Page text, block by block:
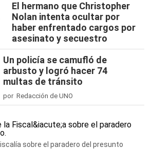
El hermano que Christopher
Nolan intenta ocultar por
haber enfrentado cargos por
asesinato y secuestro
Un policía se camufló de
arbusto y logró hacer 74
multas de tránsito
por Redacción de UNO
sobre el paradero del presunto